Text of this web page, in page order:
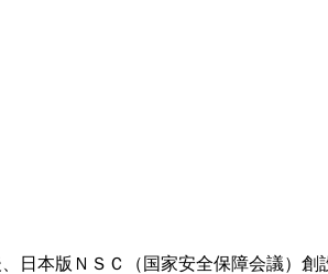
日本版ＮＳＣ（国家安全保障会議）